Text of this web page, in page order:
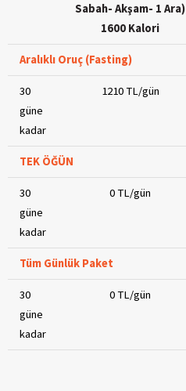
Sabah- Akşam- 1 Ara)
1600 Kalori
Aralıklı Oruç (Fasting)
30
güne
kadar
1210 TL/gün
TEK ÖĞÜN
30
güne
kadar
0 TL/gün
Tüm Günlük Paket
30
güne
kadar
0 TL/gün